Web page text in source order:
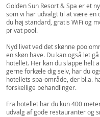
Golden Sun Resort & Spa er et
som vi har udvalgt til at være en
du høj standard, gratis WiFi og
privat pool.
Nyd livet ved det skønne
en skøn have. Du kan også let
hotellet. Her kan du slappe helt
gerne forkæle dig selv, har du
hotellets spa-område, der bl.a.
forskellige behandlinger.
Fra hotellet har du kun 400
udvalg af gode restauranter og